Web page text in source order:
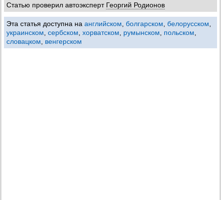
Статью проверил автоэксперт Георгий Родионов
Эта статья доступна на английском болгарском белорусском
украинском сербском хорватском румынском польском
словацком
венгерском